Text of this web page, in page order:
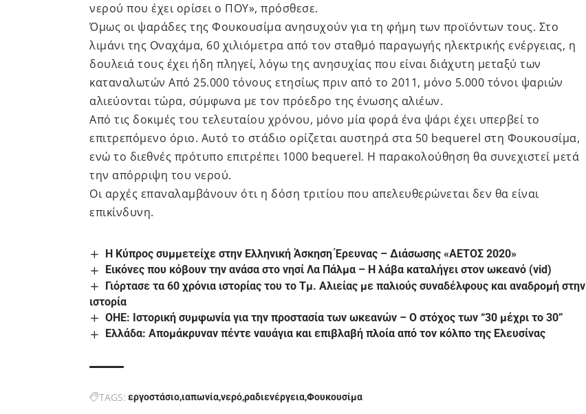
νερού που έχει ορίσει ο ΠΟΥ», πρόσθεσε.
Όμως οι ψαράδες της Φουκουσίμα ανησυχούν για τη φήμη των προϊόντων τους. Στο
λιμάνι της Οναχάμα, 60 χιλιόμετρα από τον σταθμό παραγωγής ηλεκτρικής ενέργειας, η
δουλειά τους έχει ήδη πληγεί, λόγω της ανησυχίας που είναι διάχυτη μεταξύ των
καταναλωτών Από 25.000 τόνους ετησίως πριν από το 2011, μόνο 5.000 τόνοι ψαριών
αλιεύονται τώρα, σύμφωνα με τον πρόεδρο της ένωσης αλιέων.
Από τις δοκιμές του τελευταίου χρόνου, μόνο μία φορά ένα ψάρι έχει υπερβεί το
επιτρεπόμενο όριο. Αυτό το στάδιο ορίζεται αυστηρά στα 50 bequerel στη Φουκουσίμα,
ενώ το διεθνές πρότυπο επιτρέπει 1000 bequerel. Η παρακολούθηση θα συνεχιστεί μετά
την απόρριψη του νερού.
Οι αρχές επαναλαμβάνουν ότι η δόση τριτίου που απελευθερώνεται δεν θα είναι
επικίνδυνη.
Η Κύπρος συμμετείχε στην Ελληνική Άσκηση Έρευνας – Διάσωσης «ΑΕΤΟΣ 2020»
Εικόνες που κόβουν την ανάσα στο νησί Λα Πάλμα – Η λάβα καταλήγει στον ωκεανό (vid)
Γιόρτασε τα 60 χρόνια ιστορίας του το Τμ. Αλιείας με παλιούς συναδέλφους και αναδρομή στην
ιστορία
ΟΗΕ: Ιστορική συμφωνία για την προστασία των ωκεανών – Ο στόχος των “30 μέχρι το 30”
Ελλάδα: Απομάκρυναν πέντε ναυάγια και επιβλαβή πλοία από τον κόλπο της Ελευσίνας
TAGS: εργοστάσιο ιαπωνίανερόραδιενέργειαΦουκουσίμα